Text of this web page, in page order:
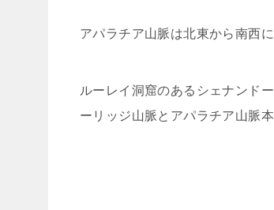
アパラチア山脈は北東から南西
ルーレイ洞窟のあるシェナンド
ーリッジ山脈とアパラチア山脈